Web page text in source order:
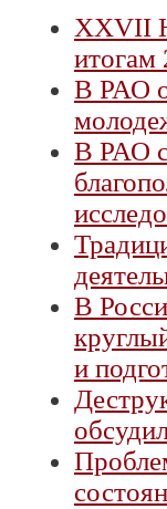
XXVII
итогам
В РАО
В РАО
В
и